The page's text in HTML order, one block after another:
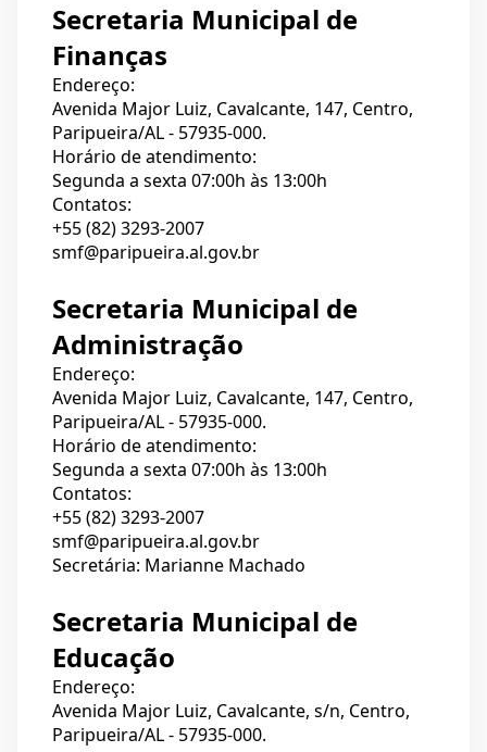
Secretaria Municipal de
Finanças
Endereço:
Avenida Major Luiz, Cavalcante, 147, Centro,
Paripueira/AL - 57935-000.
Horário de atendimento:
Segunda a sexta 07:00h às 13:00h
Contatos:
+55 (82) 3293-2007
smf@paripueira.al.gov.br
Secretaria Municipal de
Administração
Endereço:
Avenida Major Luiz, Cavalcante, 147, Centro,
Paripueira/AL - 57935-000.
Horário de atendimento:
Segunda a sexta 07:00h às 13:00h
Contatos:
+55 (82) 3293-2007
smf@paripueira.al.gov.br
Secretária: Marianne Machado
Secretaria Municipal de
Educação
Endereço:
Avenida Major Luiz, Cavalcante, s/n, Centro,
Paripueira/AL - 57935-000.